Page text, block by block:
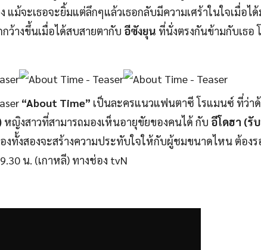
แม้จะเธอจะยิ้มแต่ลึกๆแล้วเธอกลับมีความเศร้าในใจเมื่อไ
ว้างขึ้นเมื่อได้สบสายตากับ อีซังยุน ที่นั่งตรงกันข้ามกับเธอ
“About Time” เป็นละครแนวแฟนตาซี โรแมนซ์ ที่ว่าด้
หญิงสาวที่สามารถมองเห็นอายุขัยของคนได้ กับ อีโดฮา (รั
งทั้งสองจะสร้างความประทับใจให้กับผู้ชมขนาดไหน ต้อง
น. (เกาหลี) ทางช่อง tvN